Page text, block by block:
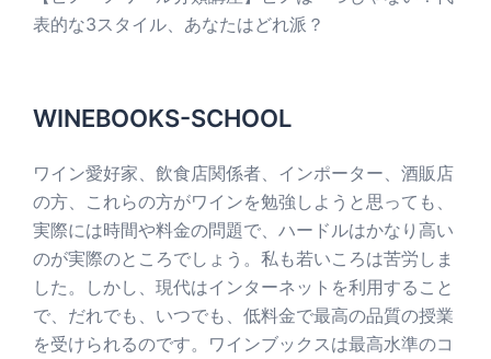
表的な3スタイル、あなたはどれ派？
WINEBOOKS-SCHOOL
ワイン愛好家、飲食店関係者、インポーター、酒販店
の方、これらの方がワインを勉強しようと思っても、
実際には時間や料金の問題で、ハードルはかなり高い
のが実際のところでしょう。私も若いころは苦労しま
した。しかし、現代はインターネットを利用すること
で、だれでも、いつでも、低料金で最高の品質の授業
を受けられるのです。ワインブックスは最高水準のコ